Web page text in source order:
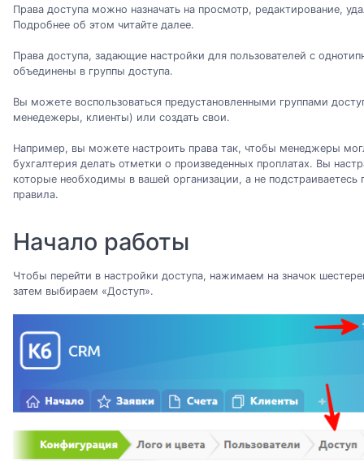
Права доступа можно назначать на просмотр, редактирование,
Подробнее об этом читайте далее.
Права доступа, задающие настройки для пользователей с
объединены в группы доступа.
Вы можете воспользоваться предустановленными группами
менедежеры, клиенты) или создать свои.
Например, вы можете настроить права так, чтобы менеджеры
бухгалтерия делать отметки о произведенных проплатах. Вы
которые необходимы в вашей организации, а не подстраиваетесь
правила.
Начало работы
Чтобы перейти в настройки доступа, нажимаем на значок
затем выбираем «Доступ».